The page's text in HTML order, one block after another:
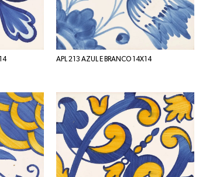
APL 213 AZUL E BRANCO 14X14